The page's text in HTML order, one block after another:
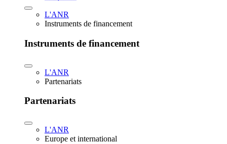
L'ANR
Instruments de financement
Instruments de financement
L'ANR
Partenariats
Partenariats
L'ANR
Europe et international